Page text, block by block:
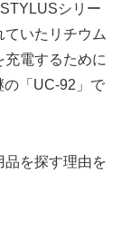
シリー
ていたリチウム
充電するために
の「UC-92」で
品を探す理由を